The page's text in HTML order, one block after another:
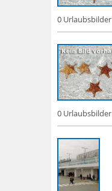
0 Urlaubsbilder
0 Urlaubsbilder